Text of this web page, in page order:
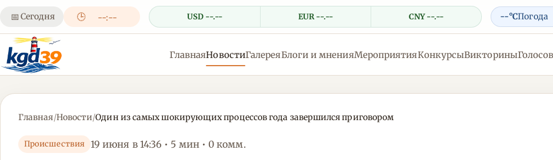
📅 Сегодня 🕒 --:-- USD --.-- EUR --.-- CNY --.-- --°CПогода
ГлавнаяНовостиГалереяБлоги и мненияМероприятияКонкурсыВикторины
Главная/Новости/Один из самых шокирующих процессов года завершился приговором
Происшествия 19 июня в 14:36 • 5 мин • 0 комм.